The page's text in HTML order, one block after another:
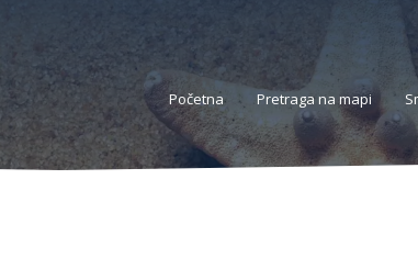
Početna Pretraga na mapi